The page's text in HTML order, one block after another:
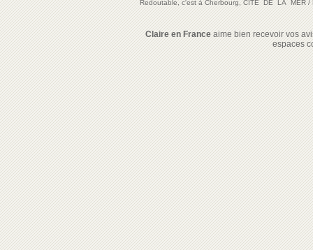
Redoutable, c'est à Cherbourg, CITE DE LA MER/
Claire en Franceaime bien recevoir vos
espaces